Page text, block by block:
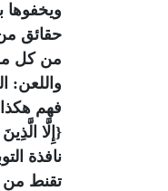
حقائق
من كل
واللعن:
فهم
{إِلَّا
نافذة
تقنط من